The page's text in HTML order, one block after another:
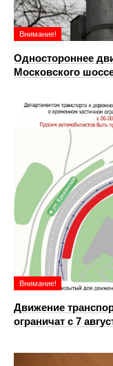
Внимание!
Одностороннее
Московского
Внимание!
Движение
ограничат с 7